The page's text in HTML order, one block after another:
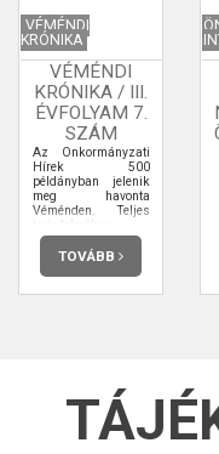
VÉMÉNDI
KRÓNIKA
VÉMÉNDI
KRÓNIKA / III.
ÉVFOLYAM 7.
SZÁM
Az Önkormányzati
Hírek 500
példányban jelenik
meg havonta
Véménden. Teljes
terjedelmében
elolvashatja.
TOVÁBB